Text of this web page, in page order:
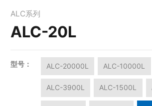
ALC系列
ALC-20L
型号： ALC-20000L ALC-10000L
ALC-3900L ALC-1500L